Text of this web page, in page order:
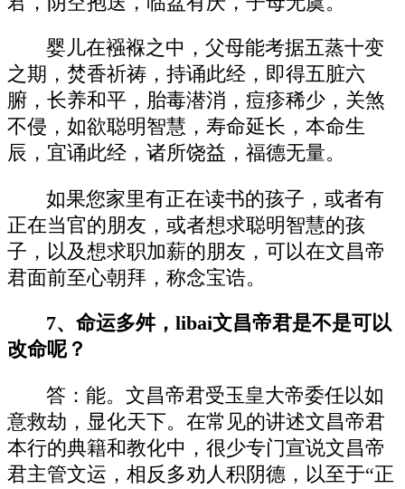
婴儿在襁褓之中，父母能考据五蒸十变
之期，焚香祈祷，持诵此经，即得五脏六
腑，长养和平，胎毒潜消，痘疹稀少，关煞
不侵，如欲聪明智慧，寿命延长，本命生
辰，宜诵此经，诸所饶益，福德无量。
如果您家里有正在读书的孩子，或者有
正在当官的朋友，或者想求聪明智慧的孩
子，以及想求职加薪的朋友，可以在文昌帝
君面前至心朝拜，称念宝诰。
7、命运多舛，libai文昌帝君是不是可以
改命呢？
答：能。文昌帝君受玉皇大帝委任以如
意救劫，显化天下。在常见的讲述文昌帝君
本行的典籍和教化中，很少专门宣说文昌帝
君主管文运，相反多劝人积阴德，以至于“正